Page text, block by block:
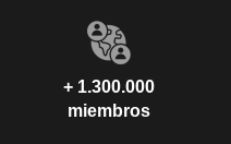
+ 1.300.000
miembros